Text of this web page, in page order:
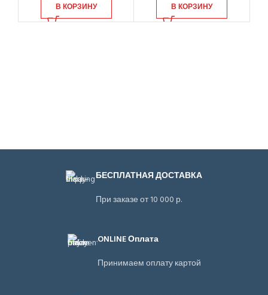
В КОРЗИНУ В КОРЗИНУ
БЕСПЛАТНАЯ ДОСТАВКА
При заказе от 10 000 р.
ONLINE Оплата
Принимаем оплату картой